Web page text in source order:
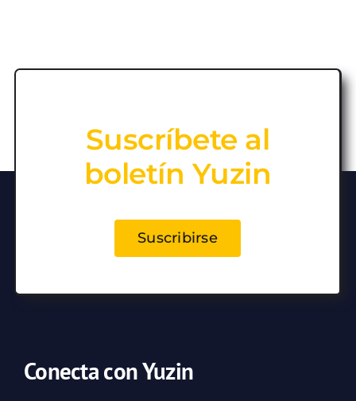
Suscríbete al
boletín Yuzin
Suscribirse
Conecta con Yuzin